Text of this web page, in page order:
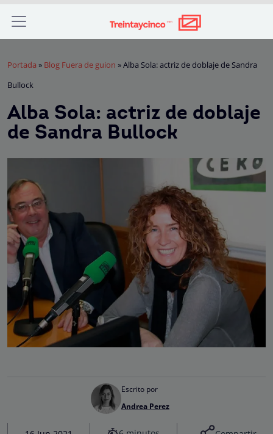
Portada » Blog Fuera de guion »Alba Sola: actriz de doblaje de Sandra
Bullock
Alba Sola: actriz de doblaje
de Sandra Bullock
Escrito por
Andrea Perez